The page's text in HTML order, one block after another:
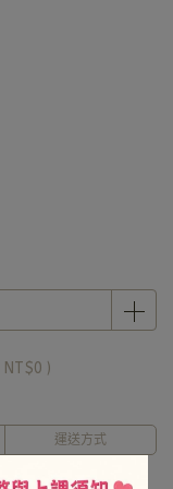
NT$0 )
運送方式